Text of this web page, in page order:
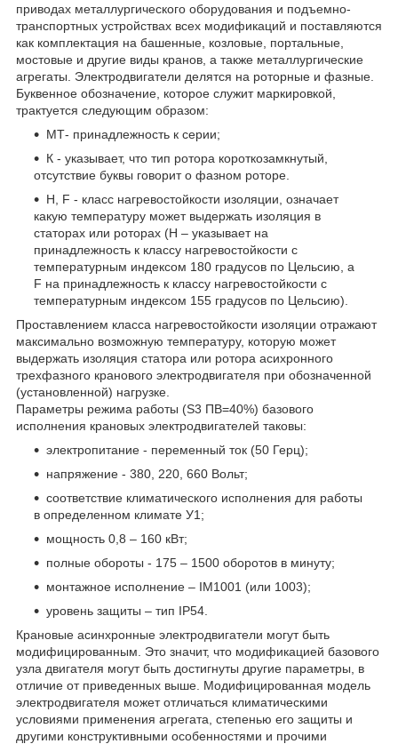
приводах металлургического оборудования и подъемно-
транспортных устройствах всех модификаций и поставляются
как комплектация на башенные, козловые, портальные,
мостовые и другие виды кранов, а также металлургические
агрегаты. Электродвигатели делятся на роторные и фазные.
Буквенное обозначение, которое служит маркировкой,
трактуется следующим образом:
МТ- принадлежность к серии;
К - указывает, что тип ротора короткозамкнутый,
отсутствие буквы говорит о фазном роторе.
Н, F - класс нагревостойкости изоляции, означает
какую температуру может выдержать изоляция в
статорах или роторах (Н – указывает на
принадлежность к классу нагревостойкости с
температурным индексом 180 градусов по Цельсию, а
F на принадлежность к классу нагревостойкости с
температурным индексом 155 градусов по Цельсию).
Проставлением класса нагревостойкости изоляции отражают
максимально возможную температуру, которую может
выдержать изоляция статора или ротора асихронного
трехфазного кранового электродвигателя при обозначенной
(установленной) нагрузке.
Параметры режима работы (S3 ПВ=40%) базового
исполнения крановых электродвигателей таковы:
электропитание - переменный ток (50 Герц);
напряжение - 380, 220, 660 Вольт;
соответствие климатического исполнения для работы
в определенном климате У1;
мощность 0,8 – 160 кВт;
полные обороты - 175 – 1500 оборотов в минуту;
монтажное исполнение – ІМ1001 (или 1003);
уровень защиты – тип IP54.
Крановые асинхронные электродвигатели могут быть
модифицированным. Это значит, что модификацией базового
узла двигателя могут быть достигнуты другие параметры, в
отличие от приведенных выше. Модифицированная модель
электродвигателя может отличаться климатическими
условиями применения агрегата, степенью его защиты и
другими конструктивными особенностями и прочими